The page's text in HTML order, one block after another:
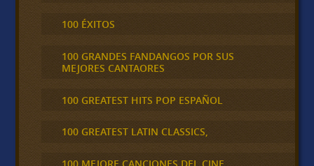
100 ÉXITOS
100 GRANDES FANDANGOS POR SUS
MEJORES CANTAORES
100 GREATEST HITS POP ESPAÑOL
100 GREATEST LATIN CLASSICS,